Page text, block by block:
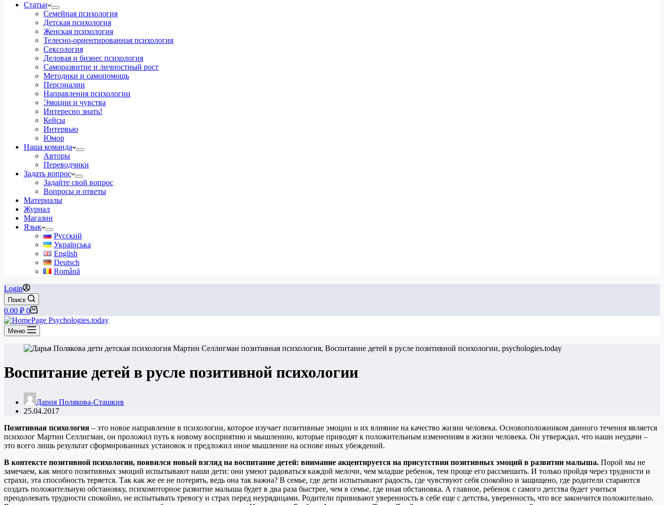
Статьи
Семейная психология
Детская психология
Женская психология
Телесно-ориентированная психология
Сексология
Деловая и бизнес психология
Саморазвитие и личностный рост
Методики и самопомощь
Персоналии
Направления психологии
Эмоции и чувства
Интересно знать!
Кейсы
Интервью
Юмор
Наша команда
Авторы
Переводчики
Задать вопрос
Задайте свой вопрос
Вопросы и ответы
Материалы
Журнал
Магазин
Язык
Русский
Українська
English
Deutsch
Română
Login
Поиск
Корзина
0.00 ₽ 0
Меню
Воспитание детей в русле позитивной психологии
Дария Полякова-Сташкив
25.04.2017
Позитивная психология – это новое направление в психологии, которое изучает позитивные эмоции и их влияние на качество жизни человека. Основоположником данного течения является
психолог Мартин Селлигман, он проложил путь к новому восприятию и мышлению, которые приводят к положительным изменениям в жизни человека. Он утверждал, что наши неудачи –
это всего лишь результат сформированных установок и предложил иное мышление на основе иных убеждений.
В контексте позитивной психологии, появился новый взгляд на воспитание детей: внимание акцентируется на присутствии позитивных эмоций в развитии малыша. Порой мы не
замечаем, как много позитивных эмоций испытывают наши дети: они умеют радоваться каждой мелочи, чем младше ребенок, тем проще его рассмешить. И только пройдя через трудности и
страхи, эта способность теряется. Так как же ее не потерять, ведь она так важна? В семье, где дети испытывают радость, где чувствуют себя спокойно и защищено, где родители стараются
создать положительную обстановку, психомоторное развитие малыша будет в два раза быстрее, чем в семье, где иная обстановка. А главное, ребенок с самого детства будет учиться
преодолевать трудности спокойно, не испытывать тревогу и страх перед неурядицами. Родители прививают уверенность в себе еще с детства, уверенность, что все закончится положительно.